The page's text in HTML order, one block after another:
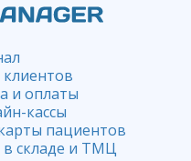
клиентов
и оплаты
кассы
пациентов
в складе и ТМЦ